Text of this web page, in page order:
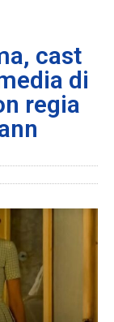
cast
di
regia